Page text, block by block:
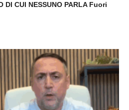
DI CUI NESSUNO PARLA Fuori